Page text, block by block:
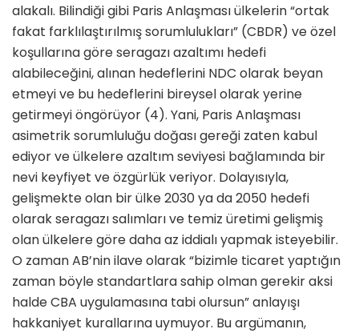
alakalı. Bilindiği gibi Paris Anlaşması ülkelerin “ortak
fakat farklılaştırılmış sorumlulukları” (CBDR) ve özel
koşullarına göre seragazı azaltımı hedefi
alabileceğini, alınan hedeflerini NDC olarak beyan
etmeyi ve bu hedeflerini bireysel olarak yerine
getirmeyi öngörüyor (4). Yani, Paris Anlaşması
asimetrik sorumluluğu doğası gereği zaten kabul
ediyor ve ülkelere azaltım seviyesi bağlamında bir
nevi keyfiyet ve özgürlük veriyor. Dolayısıyla,
gelişmekte olan bir ülke 2030 ya da 2050 hedefi
olarak seragazı salımları ve temiz üretimi gelişmiş
olan ülkelere göre daha az iddialı yapmak isteyebilir.
O zaman AB’nin ilave olarak “bizimle ticaret yaptığın
zaman böyle standartlara sahip olman gerekir aksi
halde CBA uygulamasına tabi olursun” anlayışı
hakkaniyet kurallarına uymuyor. Bu argümanın,